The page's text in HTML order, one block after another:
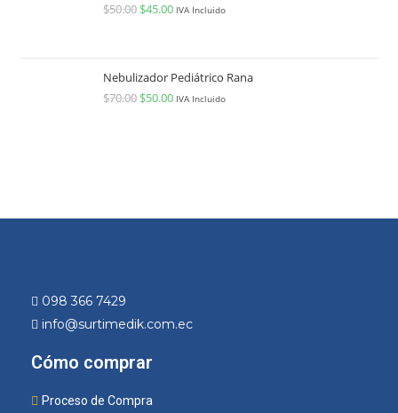
$50.00 $45.00 IVA Incluido
Nebulizador Pediátrico Rana
$70.00 $50.00 IVA Incluido
098 366 7429
info@surtimedik.com.ec
Cómo comprar
Proceso de Compra